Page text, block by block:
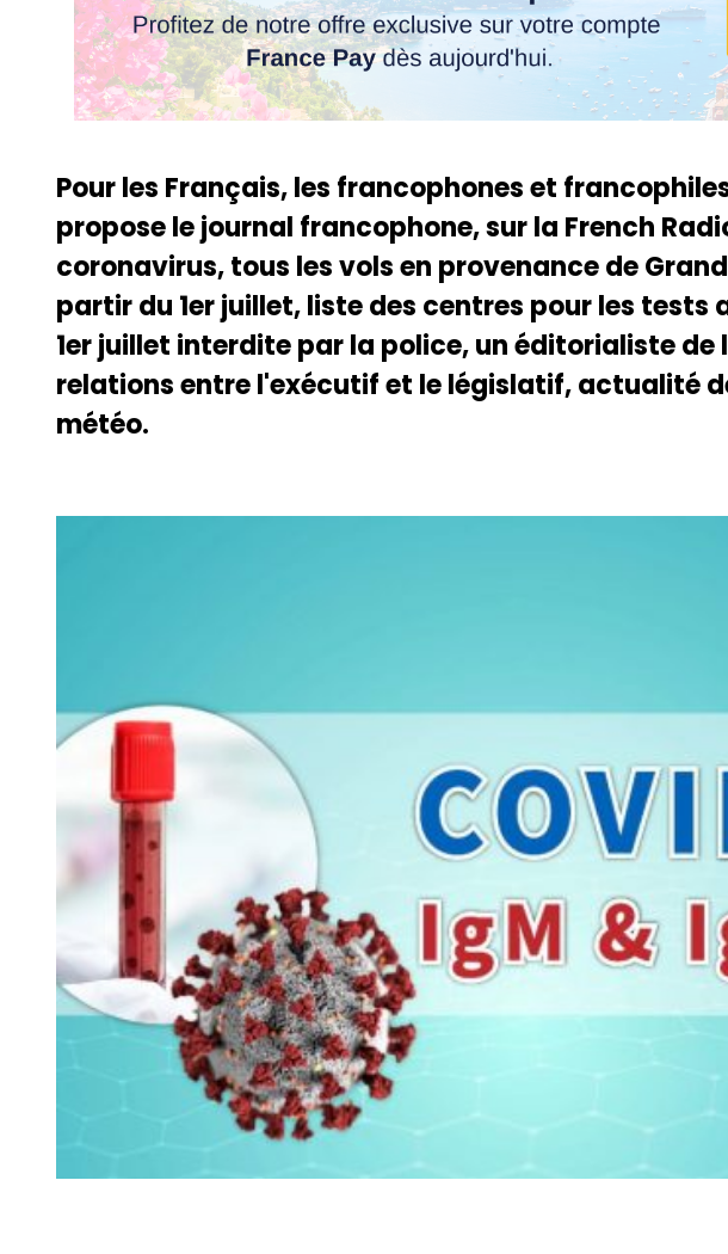
Pour les Français, les francophones et
propose le journal francophone, sur la French
coronavirus, tous les vols en provenance de
partir du 1er juillet, liste des centres pour les tests
1er juillet interdite par la police, un éditorialiste de
relations entre l'exécutif et le législatif, actualité
météo.